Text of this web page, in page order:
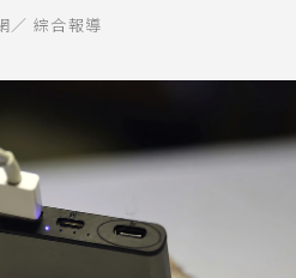
／ 綜合報導